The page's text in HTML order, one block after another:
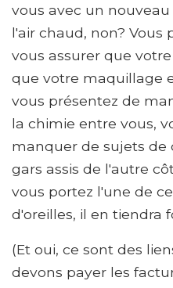
vous avec un
l'air chaud, non? Vous
vous assurer que
que votre maquillage
vous présentez de
la chimie entre vous,
manquer de sujets de
gars assis de l'autre
vous portez l'une de
d'oreilles, il en tiendra
(Et oui, ce sont des
devons payer les